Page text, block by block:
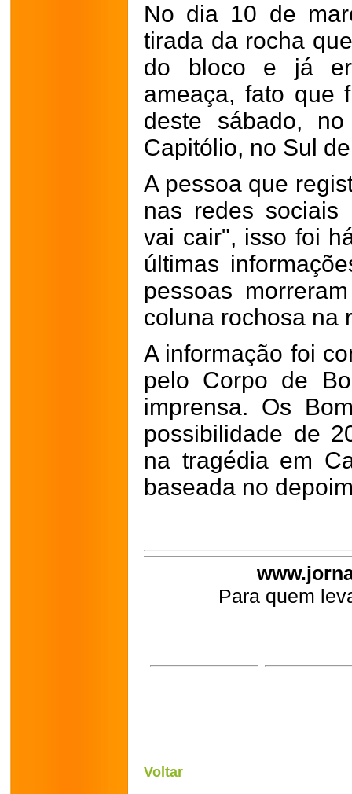
No dia 10 de
tirada da rocha
do bloco e já
ameaça, fato que
deste sábado,
Capitólio, no Sul
A pessoa que
nas redes sociais
vai cair", isso foi
últimas
pessoas
coluna rochosa na
A informação foi
pelo Corpo de
imprensa. Os
possibilidade de
na tragédia em
baseada no
Para quem
Voltar